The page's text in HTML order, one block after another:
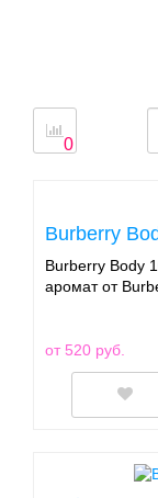
0
Burberry
Burberry Body
аромат от
от 520 руб.